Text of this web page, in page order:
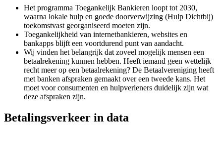
Het programma Toegankelijk Bankieren loopt tot 2030,
waarna lokale hulp en goede doorverwijzing (Hulp Dichtbij)
toekomstvast georganiseerd moeten zijn.
Toegankelijkheid van internetbankieren, websites en
bankapps blijft een voortdurend punt van aandacht.
Wij vinden het belangrijk dat zoveel mogelijk mensen een
betaalrekening kunnen hebben. Heeft iemand geen wettelijk
recht meer op een betaalrekening? De Betaalvereniging heeft
met banken afspraken gemaakt over een tweede kans. Het
moet voor consumenten en hulpverleners duidelijk zijn wat
deze afspraken zijn.
Betalingsverkeer in data